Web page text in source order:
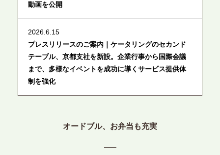
動画を公開
2026.6.15
プレスリリースのご案内｜ケータリングのセカンド
テーブル、京都支社を新設。企業行事から国際会議
まで、多様なイベントを成功に導くサービス提供体
制を強化
プレスリリースのご案内｜ケータリングのセカンド
目の展開で、拡大する出張パーティー・ケータリン
オードブル、お弁当も充実